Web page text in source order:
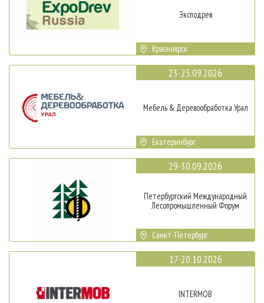
Эксподрев
Красноярск
23-25.09.2026
Мебель & Деревообработка Урал
Екатеринбург
29-30.09.2026
Петербургский Международный
Лесопромышленный Форум
Санкт-Петербург
17-20.10.2026
INTERMOB